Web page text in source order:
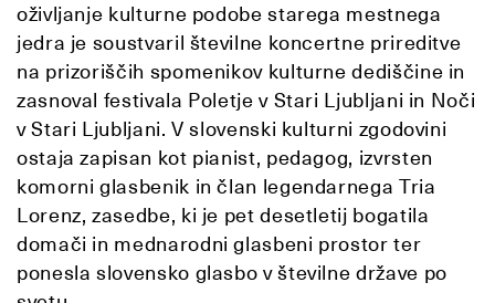
oživljanje kulturne podobe starega mestnega
jedra je soustvaril številne koncertne prireditve
na prizoriščih spomenikov kulturne dediščine in
zasnoval festivala Poletje v Stari Ljubljani in Noči
v Stari Ljubljani. V slovenski kulturni zgodovini
ostaja zapisan kot pianist, pedagog, izvrsten
komorni glasbenik in član legendarnega Tria
Lorenz, zasedbe, ki je pet desetletij bogatila
domači in mednarodni glasbeni prostor ter
ponesla slovensko glasbo v številne države po